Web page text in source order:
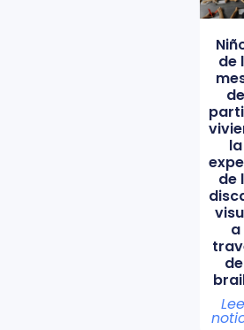
de
de
la
de
a